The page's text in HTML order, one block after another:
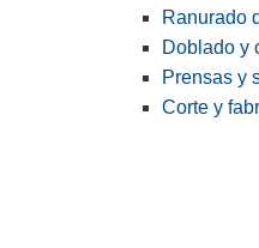
Ranurado
Doblado y
Prensas y
Corte y